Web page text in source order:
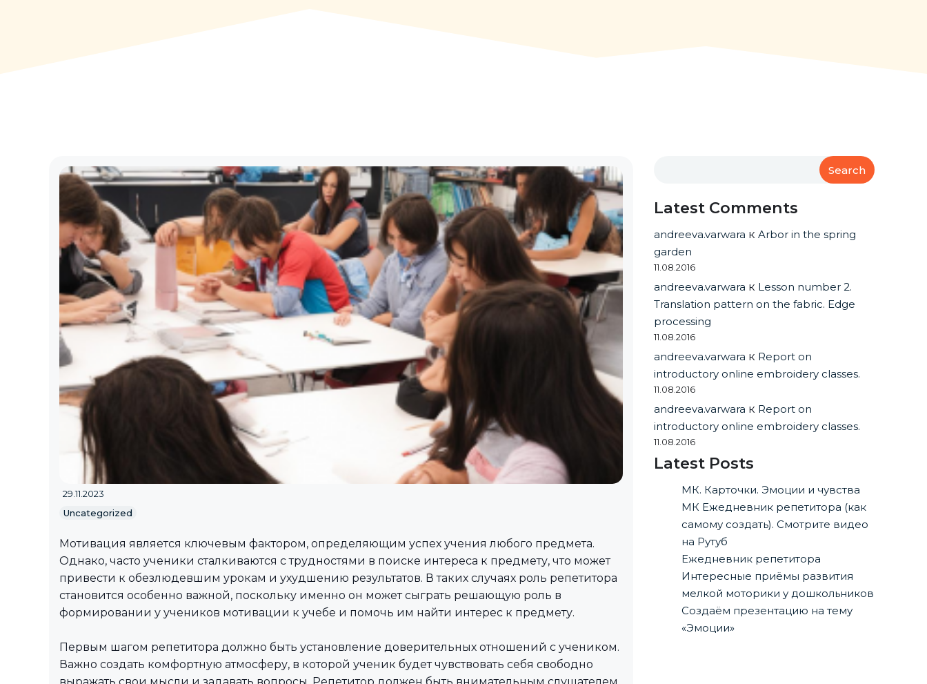
29.11.2023
Uncategorized
Мотивация является ключевым фактором, определяющим успех учения любого предмета.
Однако, часто ученики сталкиваются с трудностями в поиске интереса к предмету, что может
привести к обезлюдевшим урокам и ухудшению результатов. В таких случаях роль репетитора
становится особенно важной, поскольку именно он может сыграть решающую роль в
формировании у учеников мотивации к учебе и помочь им найти интерес к предмету.
Первым шагом репетитора должно быть установление доверительных отношений с учеником.
Важно создать комфортную атмосферу, в которой ученик будет чувствовать себя свободно
Search
Latest Comments
andreeva.varwara кArbor in the spring
garden
11.08.2016
andreeva.varwara к Lesson number 2.
Translation pattern on the fabric. Edge
processing
11.08.2016
andreeva.varwara к Report on
introductory online embroidery classes.
11.08.2016
andreeva.varwara к Report on
introductory online embroidery classes.
11.08.2016
Latest Posts
МК. Карточки. Эмоции и чувства
МК Ежедневник репетитора (как
самому создать). Смотрите видео
на Рутуб
Ежедневник репетитора
Интересные приёмы развития
мелкой моторики у дошкольников
Создаём презентацию на тему
«Эмоции»